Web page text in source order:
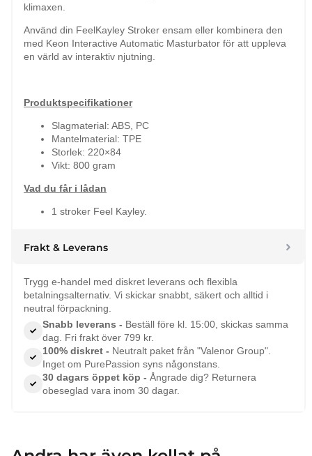
klimaxen.
Använd din FeelKayley Stroker ensam eller kombinera den
med Keon Interactive Automatic Masturbator för att uppleva
en värld av interaktiv njutning.
Produktspecifikationer
Slagmaterial: ABS, PC
Mantelmaterial: TPE
Storlek: 220×84
Vikt: 800 gram
Vad du får i lådan
1 stroker Feel Kayley.
Frakt & Leverans
Trygg e-handel med diskret leverans och flexibla
betalningsalternativ. Vi skickar snabbt, säkert och alltid i
neutral förpackning.
Snabb leverans - Beställ före kl. 15:00, skickas samma
dag. Fri frakt över 799 kr.
100% diskret - Neutralt paket från "Valenor Group".
Inget om PurePassion syns någonstans.
30 dagars öppet köp - Ångrade dig? Returnera
obeseglad vara inom 30 dagar.